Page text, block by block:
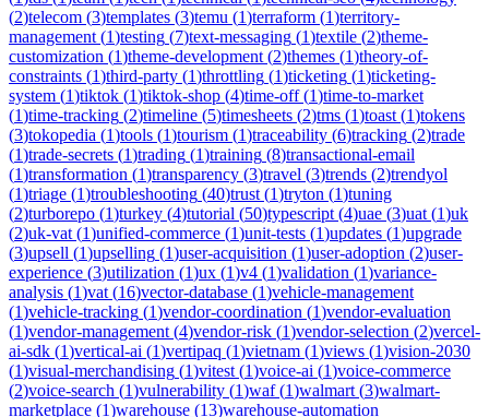
(2)telecom (3)templates (3)temu (1)terraform (1)territory-
management (1)testing (7)text-messaging (1)textile (2)theme-
customization (1)theme-development (2)themes (1)theory-of-
constraints (1)third-party (1)throttling (1)ticketing (1)ticketing-
system (1)tiktok (1)tiktok-shop (4)time-off(1)time-to-market
(1)time-tracking (2)timeline (5)timesheets (2)tms (1)toast (1)tokens
(3)tokopedia (1)tools (1)tourism (1)traceability (6)tracking (2)trade
(1)trade-secrets (1)trading (1)training (8)transactional-email
(1)transformation (1)transparency (3)travel (3)trends (2)trendyol
(1)triage (1)troubleshooting (40)trust (1)tryton (1)tuning
(2)turborepo (1)turkey (4)tutorial (50)typescript (4)uae (3)uat (1)uk
(2)uk-vat (1)unified-commerce (1)unit-tests (1)updates (1)upgrade
(3)upsell (1)upselling (1)user-acquisition (1)user-adoption (2)user-
experience (3)utilization (1)ux (1)v4 (1)validation (1)variance-
analysis (1)vat (16)vector-database (1)vehicle-management
(1)vehicle-tracking (1)vendor-coordination (1)vendor-evaluation
(1)vendor-management (4)vendor-risk (1)vendor-selection (2)vercel-
ai-sdk (1)vertical-ai (1)vertipaq (1)vietnam (1)views (1)vision-2030
(1)visual-merchandising (1)vitest (1)voice-ai (1)voice-commerce
(2)voice-search (1)vulnerability (1)waf(1)walmart (3)walmart-
marketplace (1)warehouse (13)warehouse-automation